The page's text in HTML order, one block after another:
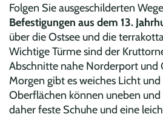
Folgen Sie ausgeschilderten
Befestigungen aus dem 13.
über die Ostsee und die
Wichtige Türme sind der
Abschnitte nahe Norderport und
Morgen gibt es weiches Licht
Oberflächen können uneben
daher feste Schuhe und eine